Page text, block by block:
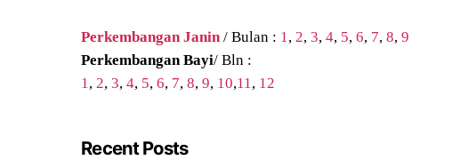
Perkembangan Janin / Bulan : 1 , 2,3,4, 5,6, 7,8,9
Perkembangan Bayi/ Bln :
1 , 2,3,4, 5,6, 7,8,9, 10,11 , 12
Recent Posts